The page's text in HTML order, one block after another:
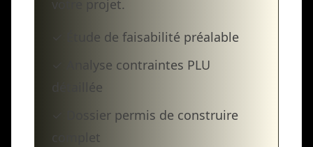
votre projet.
✓ Étude de faisabilité préalable
✓ Analyse contraintes PLU
détaillée
✓ Dossier permis de construire
complet